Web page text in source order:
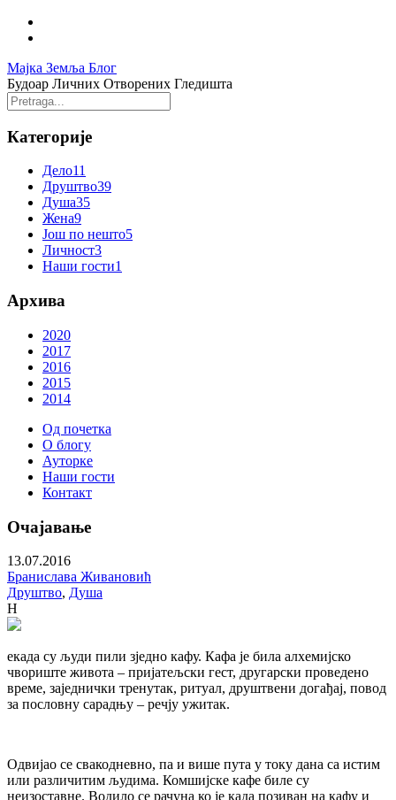
Мајка Земља Блог
Будоар Личних Отворених Гледишта
Категорије
Дело11
Друштво39
Душа35
Жена9
Још по нешто5
Личност3
Наши гости1
Архива
2020
2017
2016
2015
2014
Од почетка
О блогу
Ауторке
Наши гости
Контакт
Очајавање
13.07.2016
Бранислава Живановић
Друштво, Душа
Н
екада су људи пили зједно кафу. Кафа је била алхемијско
чвориште живота – пријатељски гест, другарски проведено
време, заједнички тренутак, ритуал, друштвени догађај, повод
за пословну сарадњу – речју ужитак.
Одвијао се свакодневно, па и више пута у току дана са истим
или различитим људима. Комшијске кафе биле су
неизоставне. Водило се рачуна ко је када позиван на кафу и